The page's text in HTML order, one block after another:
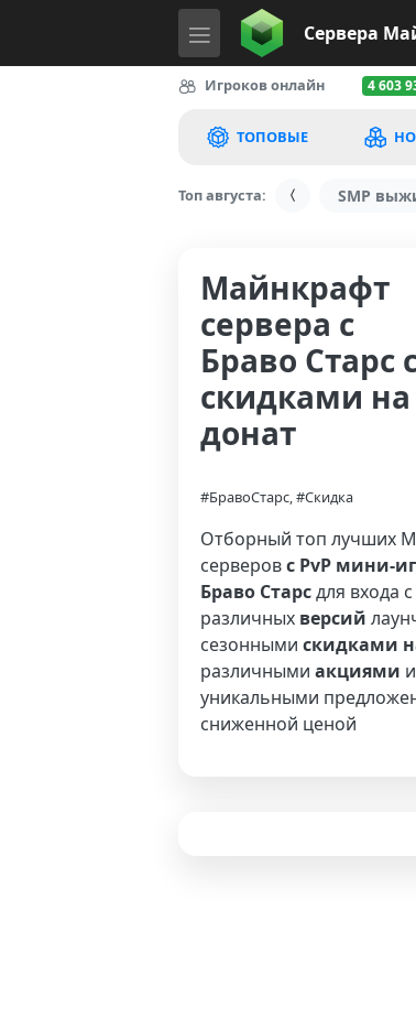
Сервера
Игроков онлайн 4 603
ТОПОВЫЕ
Топ августа: SMP
Майнкрафт
сервера с
Браво Старс
скидками на
донат
#БравоСтарс, #Скидка
Отборный топ лучших
серверовс PvP мини-
Браво Старсдля входа с
различных версий
сезонными скидками
различными акциями и
уникальными
сниженной ценой